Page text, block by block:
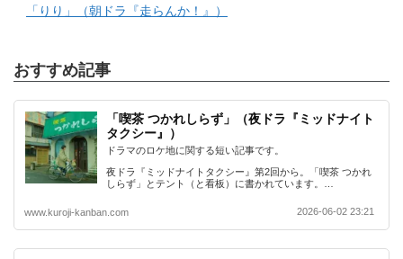
「りり」（朝ドラ『走らんか！』）
おすすめ記事
「喫茶 つかれしらず」（夜ドラ『ミッドナイト
タクシー』）
ドラマのロケ地に関する短い記事です。
夜ドラ『ミッドナイトタクシー』第2回から。「喫茶 つかれ
しらず」とテント（と看板）に書かれています。…
www.kuroji-kanban.com 2026-06-02 23:21